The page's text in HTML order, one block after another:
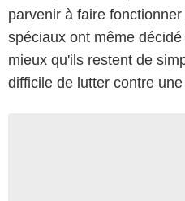
parvenir à faire
spéciaux ont même
mieux qu'ils restent de
difficile de lutter contre